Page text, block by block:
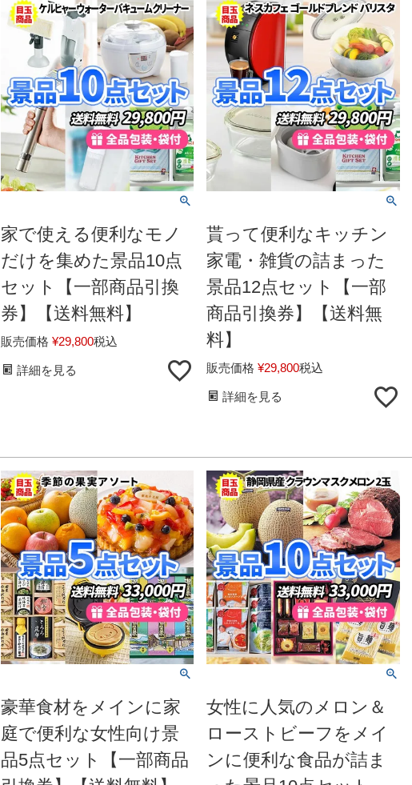
家で使える便利なモノ
だけを集めた景品10点
セット【一部商品引換
券】【送料無料】
販売価格 ¥29,800税込
詳細を見る
貰って便利なキッチン
家電・雑貨の詰まった
景品12点セット【一部
商品引換券】【送料無
料】
販売価格 ¥29,800税込
詳細を見る
豪華食材をメインに家
庭で便利な女性向け景
品5点セット【一部商品
女性に人気のメロン＆
ローストビーフをメイ
ンに便利な食品が詰ま